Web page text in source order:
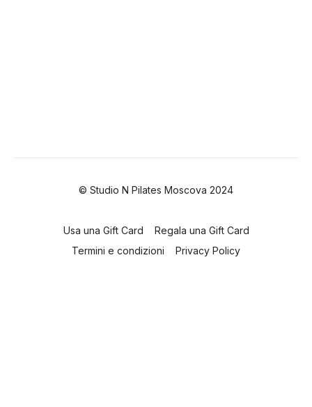
© Studio N Pilates Moscova 2024
Usa una Gift Card
Regala una Gift Card
Termini e condizioni
Privacy Policy